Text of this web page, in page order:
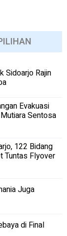
Sidoarjo Rajin
Evakuasi
Sentosa
122 Bidang
Tuntas Flyover
Juga
di Final